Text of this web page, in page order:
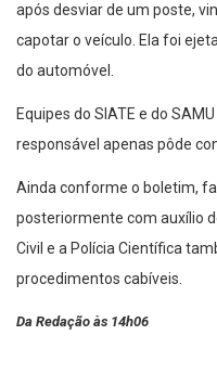
após desviar de um poste,
capotar o veículo. Ela foi
do automóvel.
Equipes do SIATE e do
responsável apenas pôde
Ainda conforme o boletim,
posteriormente com auxílio
Civil e a Polícia Científica
procedimentos cabíveis.
Da Redação às 14h06